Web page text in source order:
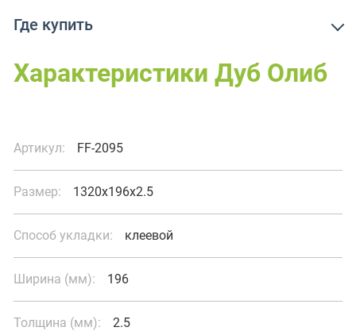
Где купить
Характеристики Дуб Олиб
Артикул: FF-2095
Размер: 1320x196x2.5
Способ укладки: клеевой
Ширина (мм): 196
Толщина (мм): 2.5